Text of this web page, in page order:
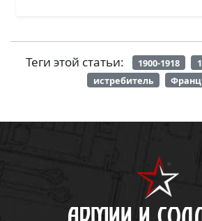
Теги этой статьи: 1900-1918
истребитель